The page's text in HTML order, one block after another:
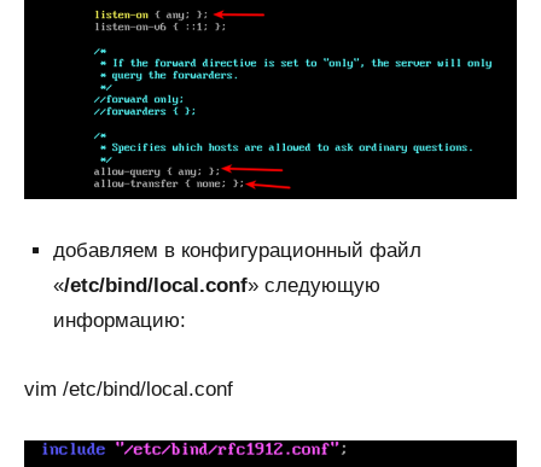
добавляем в конфигурационный файл
«/etc/bind/local.conf» следующую
информацию:
vim /etc/bind/local.conf